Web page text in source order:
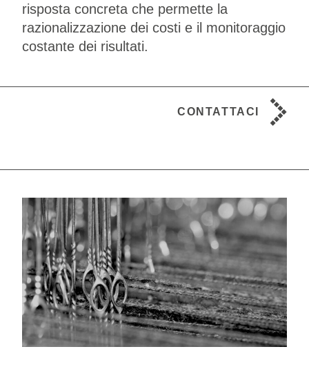
risposta concreta che permette la
razionalizzazione dei costi e il monitoraggio
costante dei risultati.
CONTATTACI